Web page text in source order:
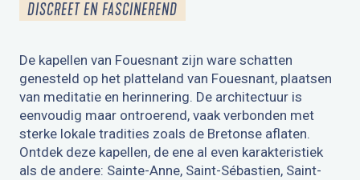
DISCREET EN FASCINEREND
De kapellen van Fouesnant zijn ware schatten
genesteld op het platteland van Fouesnant, plaatsen
van meditatie en herinnering. De architectuur is
eenvoudig maar ontroerend, vaak verbonden met
sterke lokale tradities zoals de Bretonse aflaten.
Ontdek deze kapellen, de ene al even karakteristiek
als de andere: Sainte-Anne, Saint-Sébastien, Saint-